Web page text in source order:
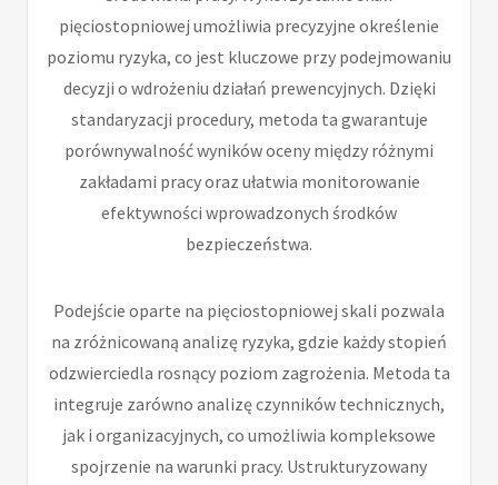
pięciostopniowej umożliwia precyzyjne określenie
poziomu ryzyka, co jest kluczowe przy podejmowaniu
decyzji o wdrożeniu działań prewencyjnych. Dzięki
standaryzacji procedury, metoda ta gwarantuje
porównywalność wyników oceny między różnymi
zakładami pracy oraz ułatwia monitorowanie
efektywności wprowadzonych środków
bezpieczeństwa.
Podejście oparte na pięciostopniowej skali pozwala
na zróżnicowaną analizę ryzyka, gdzie każdy stopień
odzwierciedla rosnący poziom zagrożenia. Metoda ta
integruje zarówno analizę czynników technicznych,
jak i organizacyjnych, co umożliwia kompleksowe
spojrzenie na warunki pracy. Ustrukturyzowany